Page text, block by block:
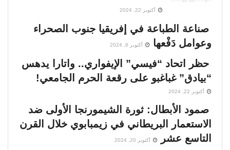
أكتوبر 22, 2024
صناعة الطباعة في إفريقيا جنوب الصحراء
وعوامل دَفْعها
أكتوبر 6, 2024
حظر اتحاد “فيسي” الإيفواري.. واتارا يدهس
“بيادق” غباغبو على رقعة الحرم الجامعي!
أكتوبر 22, 2024
صمود الأبطال: ثورة الشيمورنجا الأولى ضد
الاستعمار البريطاني في زيمبابوي خلال القرن
التاسع عشر
أكتوبر 20, 2024